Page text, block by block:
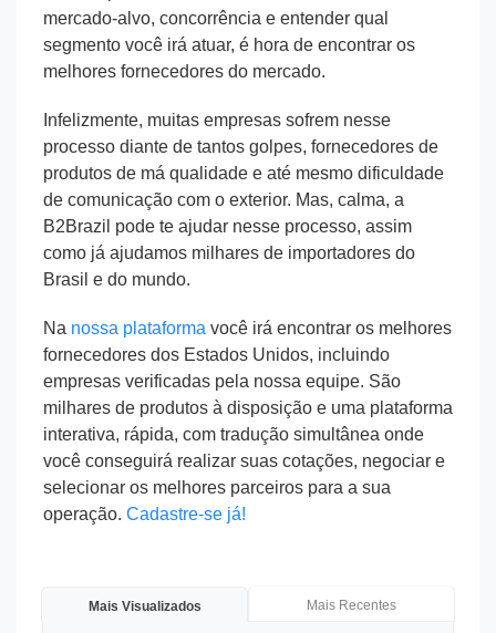
mercado-alvo, concorrência e entender qual
segmento você irá atuar, é hora de encontrar os
melhores fornecedores do mercado.
Infelizmente, muitas empresas sofrem nesse
processo diante de tantos golpes, fornecedores de
produtos de má qualidade e até mesmo dificuldade
de comunicação com o exterior. Mas, calma, a
B2Brazil pode te ajudar nesse processo, assim
como já ajudamos milhares de importadores do
Brasil e do mundo.
Na nossa plataforma você irá encontrar os melhores
fornecedores dos Estados Unidos, incluindo
empresas verificadas pela nossa equipe. São
milhares de produtos à disposição e uma plataforma
interativa, rápida, com tradução simultânea onde
você conseguirá realizar suas cotações, negociar e
selecionar os melhores parceiros para a sua
operação. Cadastre-se já!
Mais Visualizados Mais Recentes